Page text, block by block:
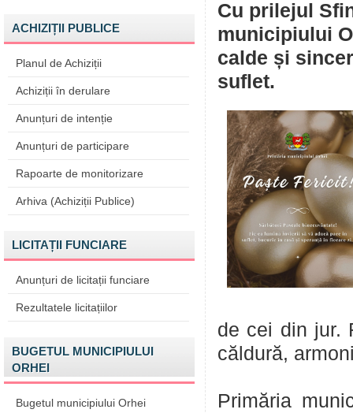
ACHIZIȚII PUBLICE
Planul de Achiziții
Achiziții în derulare
Anunțuri de intenție
Anunțuri de participare
Rapoarte de monitorizare
Arhiva (Achiziții Publice)
LICITAȚII FUNCIARE
Anunțuri de licitații funciare
Rezultatele licitațiilor
BUGETUL MUNICIPIULUI
ORHEI
Bugetul municipiului Orhei
Cu prilejul
municipiului
calde și
suflet.
de cei din jur.
căldură,
Primăria